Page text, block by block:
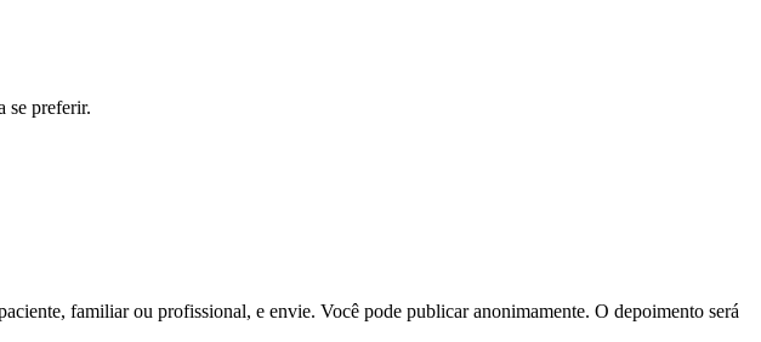
se preferir.
familiar ou profissional, e envie. Você pode publicar anonimamente. O depoimento será